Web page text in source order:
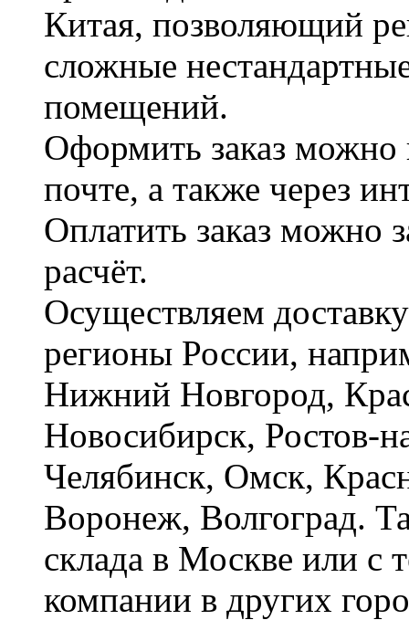
Китая, позволяющий
сложные
помещений.
Оформить заказ можно
почте, а также через
Оплатить заказ можно
расчёт.
Осуществляем
регионы России,
Нижний Новгород,
Новосибирск, Ростов-
Челябинск, Омск,
Воронеж, Волгоград.
склада в Москве или с
компании в других